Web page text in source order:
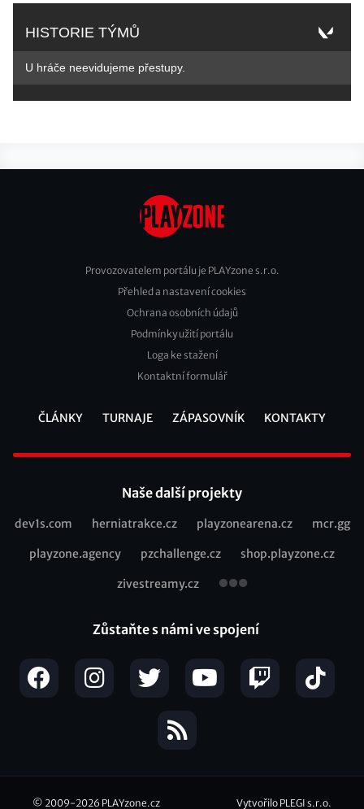
HISTORIE TÝMŮ
U hráče neevidujeme přestupy.
Footer
Provozovatelem portálu je PLAYzone s.r.o.
Přehled a nastavení cookies
Ochrana osobních údajů
Podmínky užití portálu
Loga ke stažení
Kontaktní formulář
ČLÁNKY TURNAJE ZÁPASOVNÍK KONTAKTY
Naše další projekty
Recommended
dev1s.com herniatrakce.cz playzonearena.cz mcr.gg
playzone.agency pzchallenge.cz shop.playzone.cz
zivestreamy.cz
Zůstaňte s námi ve spojení
© 2009-2026 PLAYzone.cz Vytvořilo PLEGI s.r.o.